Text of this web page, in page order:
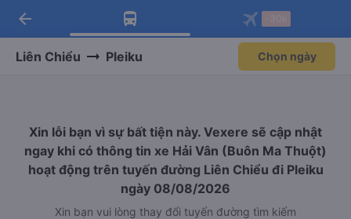
Tải app Vexere ngay!
Nhận ưu đãi thành viên độc
Mở app
Tải app Vexere
-30k/ghế khi đặt vé máy bay qua
Mở app
arrow_back
Liên Chiểu Pleiku Chọn ngày
Xin lỗi bạn vì sự bất tiện này. Vexere sẽ cập nhật
ngay khi có thông tin xe Hải Vân (Buôn Ma Thuột)
hoạt động trên tuyến đường Liên Chiểu đi Pleiku
ngày 08/08/2026
Xin bạn vui lòng thay đổi tuyến đường tìm kiếm